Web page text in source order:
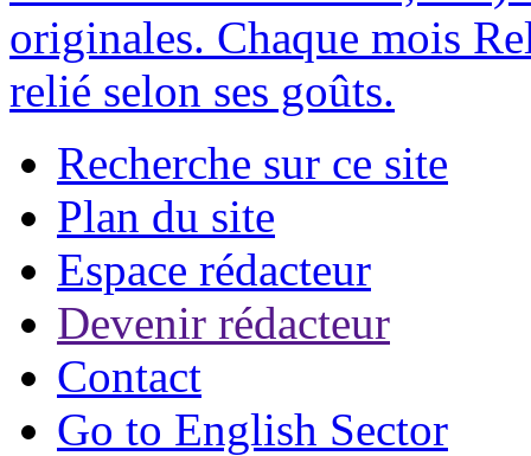
originales. Chaque mois
relié selon ses goûts.
Recherche sur ce site
Plan du site
Espace rédacteur
Devenir rédacteur
Contact
Go to English Sector